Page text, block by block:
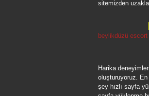
sitemizden
beylikdüzü escort
Harika
oluşturuyoruz.
şey hızlı sayfa